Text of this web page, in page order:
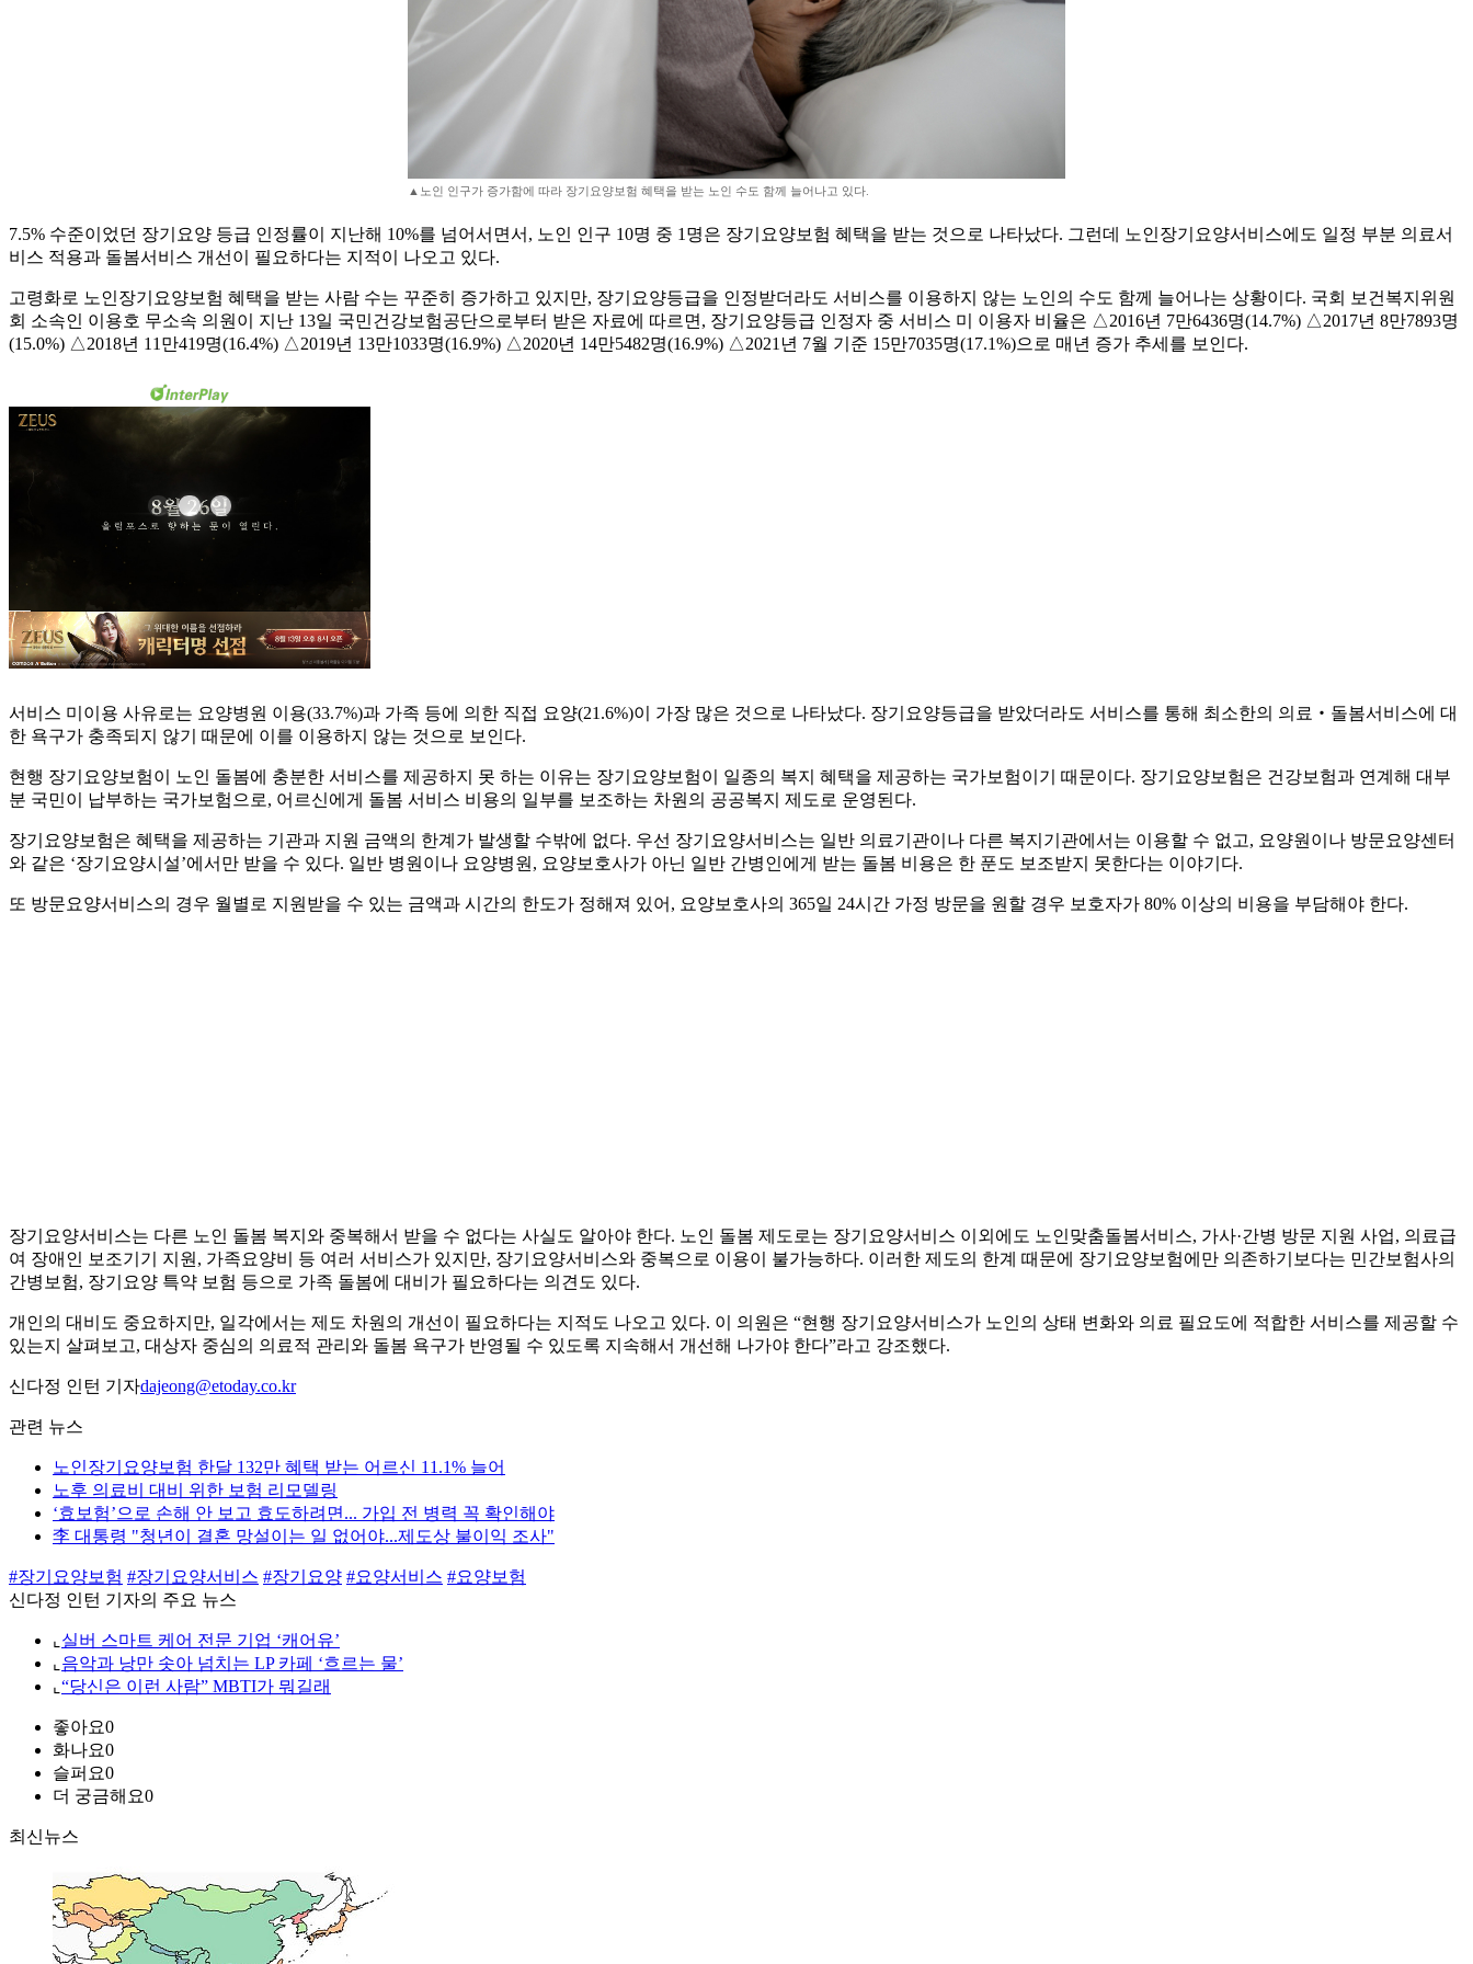
▲노인 인구가 증가함에 따라 장기요양보험 혜택을 받는 노인 수도 함께 늘어나고 있다.
7.5% 수준이었던 장기요양 등급 인정률이 지난해 10%를 넘어서면서, 노인 인구 10명 중 1명은 장기요양보험 혜택을 받는 것으로 나타났다. 그런데 노인장기요양서비스에도 일정 부분 의료서
비스 적용과 돌봄서비스 개선이 필요하다는 지적이 나오고 있다.
고령화로 노인장기요양보험 혜택을 받는 사람 수는 꾸준히 증가하고 있지만, 장기요양등급을 인정받더라도 서비스를 이용하지 않는 노인의 수도 함께 늘어나는 상황이다. 국회 보건복지위원
회 소속인 이용호 무소속 의원이 지난 13일 국민건강보험공단으로부터 받은 자료에 따르면, 장기요양등급 인정자 중 서비스 미 이용자 비율은 △2016년 7만6436명(14.7%) △2017년 8만7893명
(15.0%) △2018년 11만419명(16.4%) △2019년 13만1033명(16.9%) △2020년 14만5482명(16.9%) △2021년 7월 기준 15만7035명(17.1%)으로 매년 증가 추세를 보인다.
서비스 미이용 사유로는 요양병원 이용(33.7%)과 가족 등에 의한 직접 요양(21.6%)이 가장 많은 것으로 나타났다. 장기요양등급을 받았더라도 서비스를 통해 최소한의 의료‧돌봄서비스에 대
한 욕구가 충족되지 않기 때문에 이를 이용하지 않는 것으로 보인다.
현행 장기요양보험이 노인 돌봄에 충분한 서비스를 제공하지 못 하는 이유는 장기요양보험이 일종의 복지 혜택을 제공하는 국가보험이기 때문이다. 장기요양보험은 건강보험과 연계해 대부
분 국민이 납부하는 국가보험으로, 어르신에게 돌봄 서비스 비용의 일부를 보조하는 차원의 공공복지 제도로 운영된다.
장기요양보험은 혜택을 제공하는 기관과 지원 금액의 한계가 발생할 수밖에 없다. 우선 장기요양서비스는 일반 의료기관이나 다른 복지기관에서는 이용할 수 없고, 요양원이나 방문요양센터
와 같은 ‘장기요양시설’에서만 받을 수 있다. 일반 병원이나 요양병원, 요양보호사가 아닌 일반 간병인에게 받는 돌봄 비용은 한 푼도 보조받지 못한다는 이야기다.
또 방문요양서비스의 경우 월별로 지원받을 수 있는 금액과 시간의 한도가 정해져 있어, 요양보호사의 365일 24시간 가정 방문을 원할 경우 보호자가 80% 이상의 비용을 부담해야 한다.
장기요양서비스는 다른 노인 돌봄 복지와 중복해서 받을 수 없다는 사실도 알아야 한다. 노인 돌봄 제도로는 장기요양서비스 이외에도 노인맞춤돌봄서비스, 가사·간병 방문 지원 사업, 의료급
여 장애인 보조기기 지원, 가족요양비 등 여러 서비스가 있지만, 장기요양서비스와 중복으로 이용이 불가능하다. 이러한 제도의 한계 때문에 장기요양보험에만 의존하기보다는 민간보험사의
간병보험, 장기요양 특약 보험 등으로 가족 돌봄에 대비가 필요하다는 의견도 있다.
개인의 대비도 중요하지만, 일각에서는 제도 차원의 개선이 필요하다는 지적도 나오고 있다. 이 의원은 “현행 장기요양서비스가 노인의 상태 변화와 의료 필요도에 적합한 서비스를 제공할 수
있는지 살펴보고, 대상자 중심의 의료적 관리와 돌봄 욕구가 반영될 수 있도록 지속해서 개선해 나가야 한다”라고 강조했다.
신다정 인턴 기자dajeong@etoday.co.kr
관련 뉴스
노인장기요양보험 한달 132만 혜택 받는 어르신 11.1% 늘어
노후 의료비 대비 위한 보험 리모델링
‘효보험’으로 손해 안 보고 효도하려면... 가입 전 병력 꼭 확인해야
李 대통령 "청년이 결혼 망설이는 일 없어야...제도상 불이익 조사"
#장기요양보험 #장기요양서비스 #장기요양 #요양서비스 #요양보험
신다정 인턴 기자의 주요 뉴스
⌞ 실버 스마트 케어 전문 기업 ‘캐어유’
⌞ 음악과 낭만 솟아 넘치는 LP 카페 ‘흐르는 물’
⌞ “당신은 이런 사람” MBTI가 뭐길래
좋아요0
화나요0
슬퍼요0
더 궁금해요0
최신뉴스